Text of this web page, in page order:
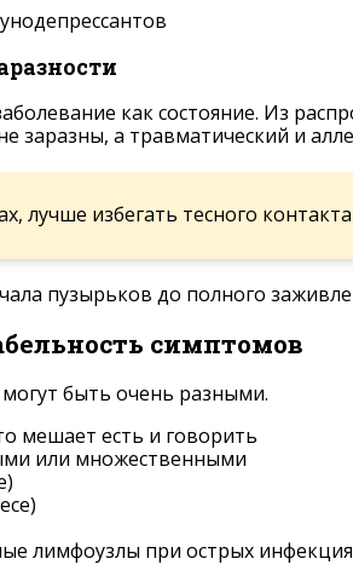
как состояние. Из
заразны, а травматический и
лучше избегать тесного
пузырьков до полного
симптомов
быть очень разными.
мешает есть и говорить
или множественными
лимфоузлы при острых